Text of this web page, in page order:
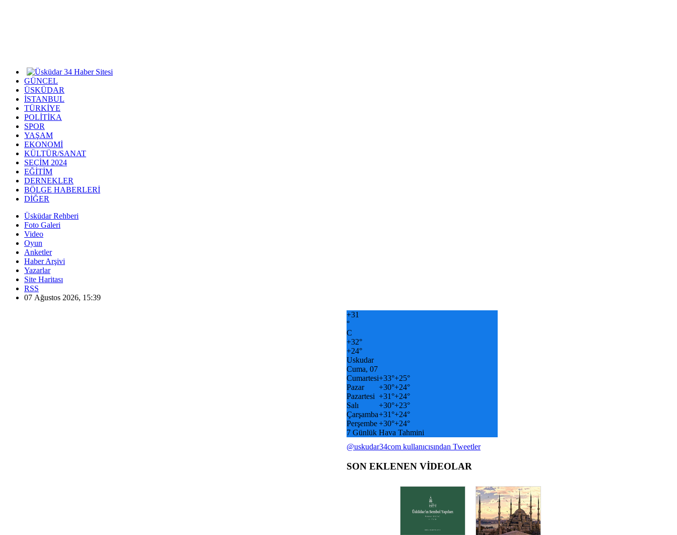
GÜNCEL
ÜSKÜDAR
İSTANBUL
TÜRKİYE
POLİTİKA
SPOR
YAŞAM
EKONOMİ
KÜLTÜR/SANAT
SEÇİM 2024
EĞİTİM
DERNEKLER
BÖLGE HABERLERİ
DİĞER
Üsküdar Rehberi
Foto Galeri
Video
Oyun
Anketler
Haber Arşivi
Yazarlar
Site Haritası
RSS
07 Ağustos 2026, 15:39
+31
°
C
+32°
+24°
Uskudar
Cuma, 07
Cumartesi+33°+25°
Pazar
+30°+24°
Pazartesi +31°+24°
Salı
+30°+23°
Çarşamba+31°+24°
Perşembe+30°+24°
7 Günlük Hava Tahmini
@uskudar34com kullanıcısından Tweetler
SON EKLENEN VİDEOLAR